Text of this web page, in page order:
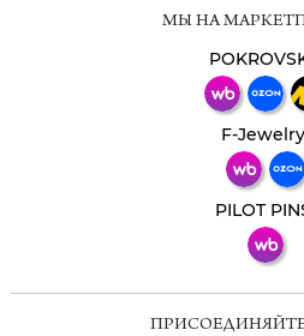
МЫ НА
F-Jewelry
PILOT